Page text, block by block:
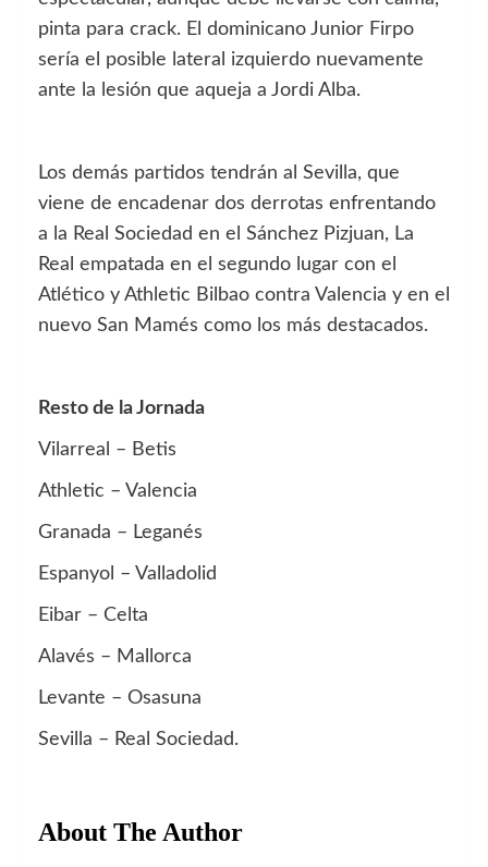
pinta para crack. El dominicano Junior Firpo
sería el posible lateral izquierdo nuevamente
ante la lesión que aqueja a Jordi Alba.
Los demás partidos tendrán al Sevilla, que
viene de encadenar dos derrotas enfrentando
a la Real Sociedad en el Sánchez Pizjuan, La
Real empatada en el segundo lugar con el
Atlético y Athletic Bilbao contra Valencia y en el
nuevo San Mamés como los más destacados.
Resto de la Jornada
Vilarreal – Betis
Athletic – Valencia
Granada – Leganés
Espanyol – Valladolid
Eibar – Celta
Alavés – Mallorca
Levante – Osasuna
Sevilla – Real Sociedad.
About The Author